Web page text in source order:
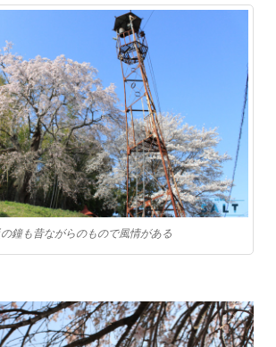
鐘も昔ながらのもので風情がある